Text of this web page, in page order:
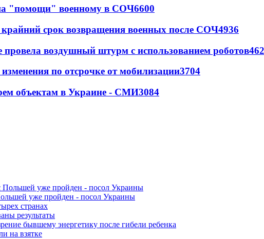
"помощи" военному в СОЧ6600
срок возвращения военных после СОЧ4936
воздушный штурм с использованием роботов
по отсрочке от мобилизации3704
объектам в Украине - СМИ3084
уже пройден - посол Украины
странах
результаты
бывшему энергетику после гибели ребенка
на взятке